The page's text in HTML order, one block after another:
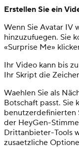
Erstellen Sie ein
Wenn Sie Avatar IV
hinzuzufuegen. Sie
«Surprise Me»
Ihr Video kann bis
Ihr Skript die
Waehlen Sie als
Botschaft passt. Sie
benutzerdefinierten
der HeyGen-
Drittanbieter-Tools
zusaetzliche